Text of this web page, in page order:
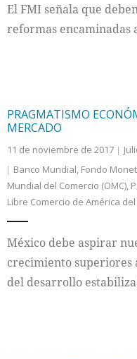
El FMI señala que
reformas encaminadas
PRAGMATISMO
MERCADO
11 de noviembre de 2017
Banco Mundial, Fondo
Mundial del Comercio (OMC),
Libre Comercio de América del
México debe aspirar
crecimiento superiores
del desarrollo